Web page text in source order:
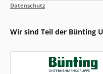
Datenschutz
Wir sind Teil der Bünting